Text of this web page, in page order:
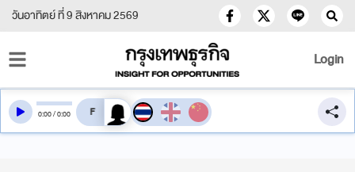
วันอาทิตย์ ที่ 9 สิงหาคม 2569
Login
0:00/0:00 สลับเสียงอ่าน